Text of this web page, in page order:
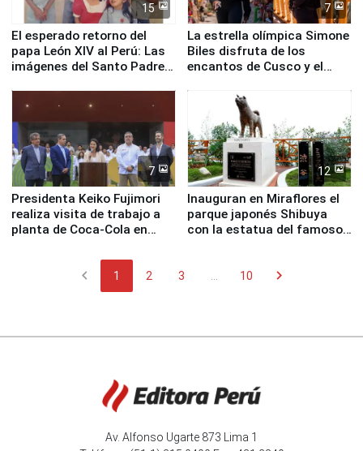
15
El esperado retorno del
papa León XIV al Perú: Las
imágenes del Santo Padre
7
La estrella olímpica Simone
Biles disfruta de los
encantos de Cusco y el
7
Presidenta Keiko Fujimori
realiza visita de trabajo a
planta de Coca-Cola en
12
Inauguran en Miraflores el
parque japonés Shibuya
con la estatua del famoso
chevron_left 1 2 3 10 chevron_right
Av. Alfonso Ugarte 873 Lima 1